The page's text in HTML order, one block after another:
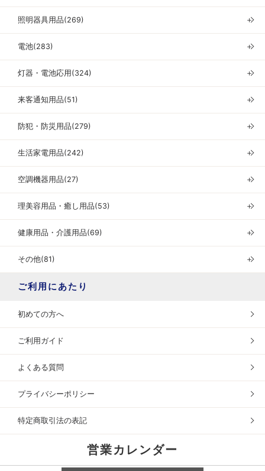
照明器具用品(269) ＋
電池(283) ＋
灯器・電池応用(324) ＋
来客通知用品(51) ＋
防犯・防災用品(279) ＋
生活家電用品(242) ＋
空調機器用品(27) ＋
理美容用品・癒し用品(53) ＋
健康用品・介護用品(69) ＋
その他(81) ＋
ご利用にあたり
初めての方へ
ご利用ガイド
よくある質問
プライバシーポリシー
特定商取引法の表記
営業カレンダー